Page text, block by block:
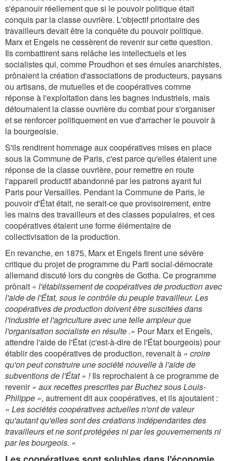
s'épanouir réellement que si le pouvoir politique était
conquis par la classe ouvrière. L'objectif prioritaire des
travailleurs devait être la conquête du pouvoir politique.
Marx et Engels ne cessèrent de revenir sur cette question.
Ils combattirent sans relâche les intellectuels et les
socialistes qui, comme Proudhon et ses émules anarchistes,
prônaient la création d'associations de producteurs, paysans
ou artisans, de mutuelles et de coopératives comme
réponse à l'exploitation dans les bagnes industriels, mais
détournaient la classe ouvrière du combat pour s'organiser
et se renforcer politiquement en vue d'arracher le pouvoir à
la bourgeoisie.
S'ils rendirent hommage aux coopératives mises en place
sous la Commune de Paris, c'est parce qu'elles étaient une
réponse de la classe ouvrière, pour remettre en route
l'appareil productif abandonné par les patrons ayant fui
Paris pour Versailles. Pendant la Commune de Paris, le
pouvoir d'État était, ne serait-ce que provisoirement, entre
les mains des travailleurs et des classes populaires, et ces
coopératives étaient une forme élémentaire de
collectivisation de la production.
En revanche, en 1875, Marx et Engels firent une sévère
critique du projet de programme du Parti social-démocrate
allemand discuté lors du congrès de Gotha. Ce programme
prônait « l'établissement de coopératives de production avec
l'aide de l'État, sous le contrôle du peuple travailleur. Les
coopératives de production doivent être suscitées dans
l'industrie et l'agriculture avec une telle ampleur que
l'organisation socialiste en résulte .» Pour Marx et Engels,
attendre l'aide de l'État (c'est-à-dire de l'État bourgeois) pour
établir des coopératives de production, revenait à « croire
qu'on peut construire une société nouvelle à l'aide de
subventions de l'État » !Ils reprochaient à ce programme de
revenir« aux recettes prescrites par Buchez sous Louis-
Philippe », autrement dit aux coopératives, et ils ajoutaient :
« Les sociétés coopératives actuelles n'ont de valeur
qu'autant qu'elles sont des créations indépendantes des
travailleurs et ne sont protégées ni par les gouvernements ni
par les bourgeois. »